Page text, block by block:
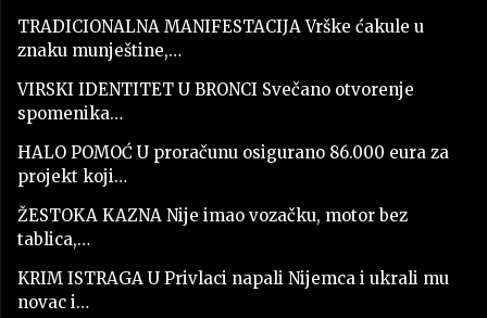
TRADICIONALNA MANIFESTACIJA Vrške ćakule u
znaku munještine,…
VIRSKI IDENTITET U BRONCI Svečano otvorenje
spomenika…
HALO POMOĆ U proračunu osigurano 86.000 eura za
projekt koji…
ŽESTOKA KAZNA Nije imao vozačku, motor bez
tablica,…
KRIM ISTRAGA U Privlaci napali Nijemca i ukrali mu
novac i…